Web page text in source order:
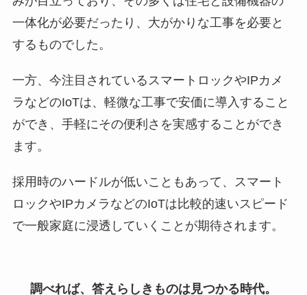
一体化が必要だったり、大がかりな工事を必要と
するものでした。
一方、今注目されているスマートロックやIPカメ
ラなどのIoTは、軽微な工事で安価に導入すること
ができ、手軽にその便利さを実感することができ
ます。
採用時のハードルが低いこともあって、スマート
ロックやIPカメラなどのIoTは比較的速いスピード
で一般家庭に浸透していくことが期待されます。
調べれば、答えらしきものは見つかる時代。